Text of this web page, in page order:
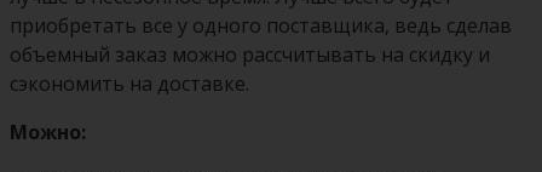
приобретать все у одного поставщика, ведь сделав
объемный заказ можно рассчитывать на скидку и
сэкономить на доставке.
Можно: